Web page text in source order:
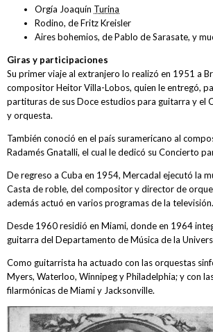
Orgía Joaquín Turina
Rodino, de Fritz Kreisler
Aires bohemios, de Pablo de Sarasate, y
Giras y participaciones
Su primer viaje al extranjero lo realizó en 1951 a
compositor Heitor Villa-Lobos, quien le entregó,
partituras de sus Doce estudios para guitarra y el
y orquesta.
También conoció en el país suramericano al
Radamés Gnatalli, el cual le dedicó su Concierto
De regreso a Cuba en 1954, Mercadal ejecutó la
Casta de roble, del compositor y director de
además actuó en varios programas de la televisión.
Desde 1960 residió en Miami, donde en 1964
guitarra del Departamento de Música de la
Como guitarrista ha actuado con las orquestas
Myers, Waterloo, Winnipeg y Philadelphia; y con
filarmónicas de Miami y Jacksonville.